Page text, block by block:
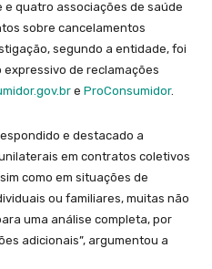
quatro associações de saúde
sobre cancelamentos
segundo a entidade, foi
de reclamações
e ProConsumidor.
e destacado a
em contratos coletivos
como em situações de
ou familiares, muitas não
uma análise completa, por
adicionais”, argumentou a